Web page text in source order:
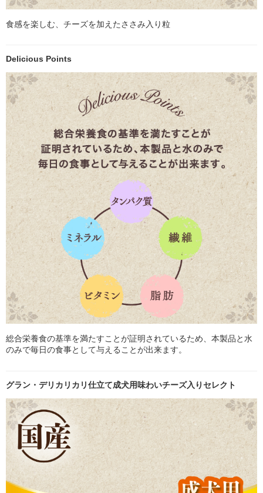
食感を楽しむ、チーズを加えたささみ入り粒
Delicious Points
総合栄養食の基準を満たすことが証明されているため、本製品と水
のみで毎日の食事として与えることが出来ます。
グラン・デリカリカリ仕立て成犬用味わいチーズ入りセレクト